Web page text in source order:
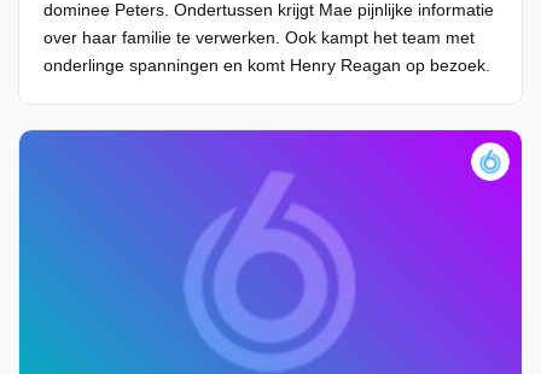
dominee Peters. Ondertussen krijgt Mae pijnlijke informatie
over haar familie te verwerken. Ook kampt het team met
onderlinge spanningen en komt Henry Reagan op bezoek.